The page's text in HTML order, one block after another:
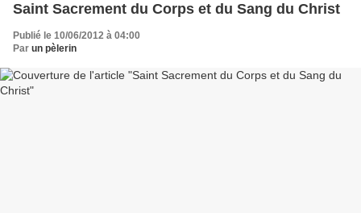
Saint Sacrement du Corps et du Sang du Christ
Publié le 10/06/2012 à 04:00
Par un pèlerin